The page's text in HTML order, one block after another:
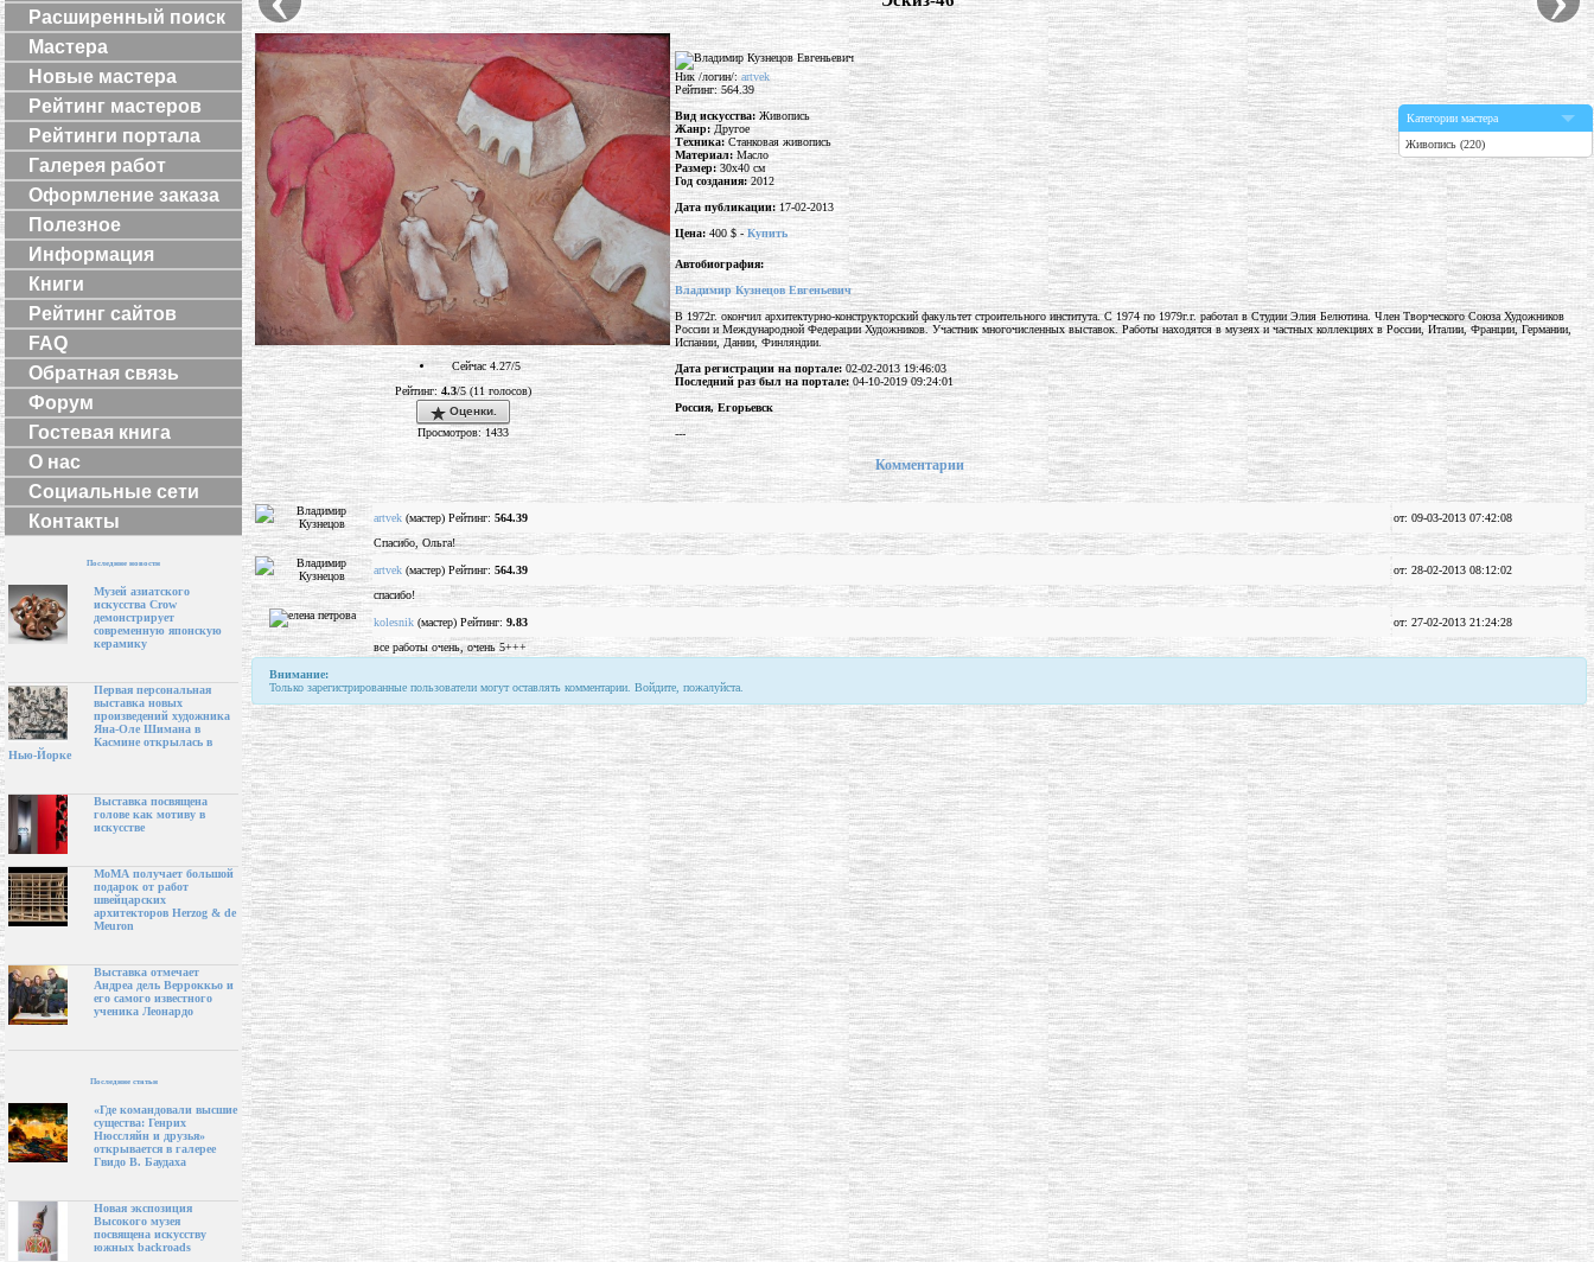
Расширенный поиск
Мастера
Новые мастера
Рейтинг мастеров
Рейтинги портала
Галерея работ
Оформление заказа
Полезное
Информация
Книги
Рейтинг сайтов
FAQ
Обратная связь
Форум
Гостевая книга
О нас
Социальные сети
Контакты
Последние новости
Музей азиатского
искусства Crow
демонстрирует
современную японскую
керамику
Первая персональная
выставка новых
произведений художника
Яна-Оле Шимана в
Касмине открылась в
Нью-Йорке
Выставка посвящена
голове как мотиву в
искусстве
МоМА получает большой
подарок от работ
швейцарских
архитекторов Herzog & de
Meuron
Выставка отмечает
Андреа дель Верроккьо и
его самого известного
ученика Леонардо
Последние статьи
«Где командовали высшие
существа: Генрих
Нюссляйн и друзья»
открывается в галерее
Гвидо В. Баудаха
Новая экспозиция
Высокого музея
посвящена искусству
южных backroads
Сейчас 4.27/5
Рейтинг: 4.3/5 (11 голосов)
Оценки.
Просмотров: 1433
Ник /логин/:artvek
Рейтинг: 564.39
Вид искусства: Живопись
Жанр: Другое
Техника:Станковая живопись
Материал:Масло
Размер:30x40 см
Год создания:2012
Дата публикации: 17-02-2013
Цена:400 $ - Купить
Категории мастера
Живопись (220)
Автобиография:
Владимир Кузнецов Евгеньевич
В 1972г. окончил архитектурно-конструкторский факультет строительного института. С 1974 по 1979г.г. работал в Студии Элия Белютина. Член Творческого Союза Художников
России и Международной Федерации Художников. Участник многочисленных выставок. Работы находятся в музеях и частных коллекциях в России, Италии, Франции, Германии,
Испании, Дании, Финляндии.
Дата регистрации на портале:02-02-2013 19:46:03
Последний раз был на портале:04-10-2019 09:24:01
Россия, Егорьевск
---
Комментарии
artvek (мастер) Рейтинг: 564.39
от: 09-03-2013 07:42:08
Спасибо, Ольга!
artvek (мастер) Рейтинг: 564.39
от: 28-02-2013 08:12:02
спасибо!
kolesnik (мастер) Рейтинг: 9.83
от: 27-02-2013 21:24:28
все работы очень, очень 5+++
Внимание:
Только зарегистрированные пользователи могут оставлять комментарии. Войдите, пожалуйста.